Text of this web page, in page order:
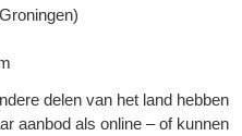
delen van het land hebben
aanbod als online – of kunnen